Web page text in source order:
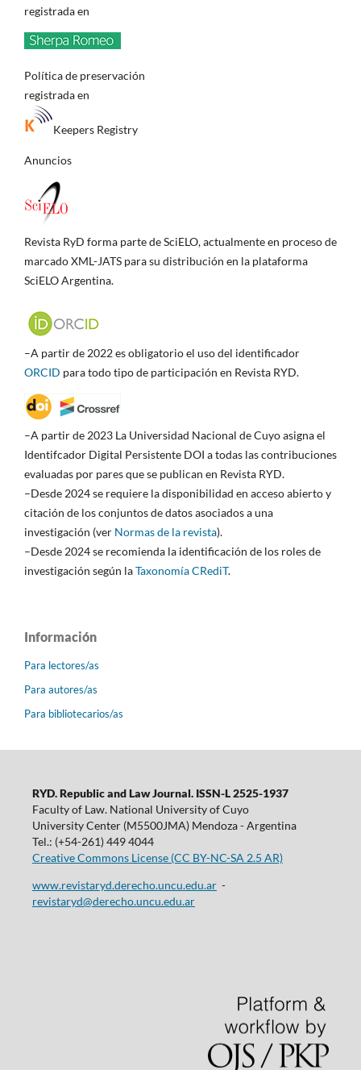
registrada en
Política de preservación
registrada en
Keepers Registry
Anuncios
Revista RyD forma parte de SciELO, actualmente en proceso de
marcado XML-JATS para su distribución en la plataforma
SciELO Argentina.
–A partir de 2022 es obligatorio el uso del identificador
ORCID para todo tipo de participación en Revista RYD.
–A partir de 2023 La Universidad Nacional de Cuyo asigna el
Identifcador Digital Persistente DOI a todas las contribuciones
evaluadas por pares que se publican en Revista RYD.
–Desde 2024 se requiere la disponibilidad en acceso abierto y
citación de los conjuntos de datos asociados a una
investigación (ver Normas de la revista).
–Desde 2024 se recomienda la identificación de los roles de
investigación según laTaxonomía CRediT.
Información
Para lectores/as
Para autores/as
Para bibliotecarios/as
RYD. Republic and Law Journal. ISSN-L 2525-1937
Faculty of Law. National University of Cuyo
University Center (M5500JMA) Mendoza - Argentina
Tel.: (+54-261) 449 4044
Creative Commons License (CC BY-NC-SA 2.5 AR)
www.revistaryd.derecho.uncu.edu.ar-
revistaryd@derecho.uncu.edu.ar